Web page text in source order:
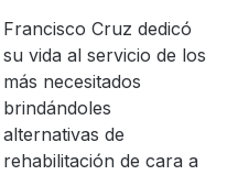
Francisco Cruz dedicó
su vida al servicio de los
más necesitados
brindándoles
alternativas de
rehabilitación de cara a